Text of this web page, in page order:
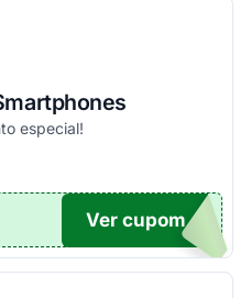
especial!
OFF
Ver cupom